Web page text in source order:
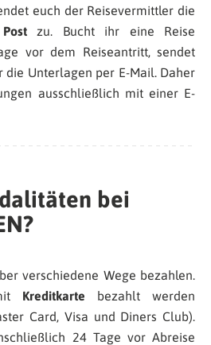
euch der Reisevermittler die
zu. Bucht ihr eine Reise
vor dem Reiseantritt, sendet
die Unterlagen per E-Mail. Daher
ausschließlich mit einer E-
bei
verschiedene Wege bezahlen.
Kreditkarte bezahlt werden
Card, Visa und Diners Club).
24 Tage vor Abreise